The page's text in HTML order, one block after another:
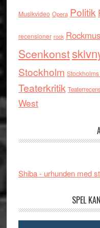
Musikvideo Opera Politik
recensioner rock
Scenkonst
Stockholm
Teaterkritik
West
Shiba - urhunden med
SPEL